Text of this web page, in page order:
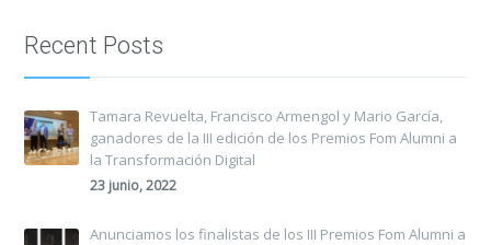
Recent Posts
Tamara Revuelta, Francisco Armengol y Mario García,
ganadores de la III edición de los Premios Fom Alumni a
la Transformación Digital
23 junio, 2022
Anunciamos los finalistas de los III Premios Fom Alumni a